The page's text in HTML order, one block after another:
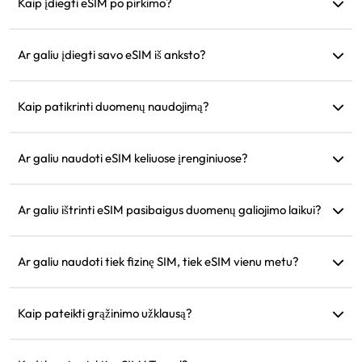
instrukcijas.
Ar galiu įdiegti savo eSIM iš anksto?
išvykstant, kad galėtumėte iš karto naudoti atvykus.
Kaip patikrinti duomenų naudojimą?
mūsų svetainėje.
Ar galiu naudoti eSIM keliuose įrenginiuose?
Norėdami perkelti, susisiekite su klientų aptarnavimu.
Ar galiu ištrinti eSIM pasibaigus duomenų galiojimo laikui?
regioną.
Ar galiu naudoti tiek fizinę SIM, tiek eSIM vienu metu?
išvengtumėte papildomų roamingo mokesčių už fizinę SIM
Kaip pateikti grąžinimo užklausą?